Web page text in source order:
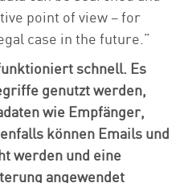
point of view – for
case in the future.”
schnell. Es
genutzt werden,
wie Empfänger,
können Emails und
werden und eine
angewendet